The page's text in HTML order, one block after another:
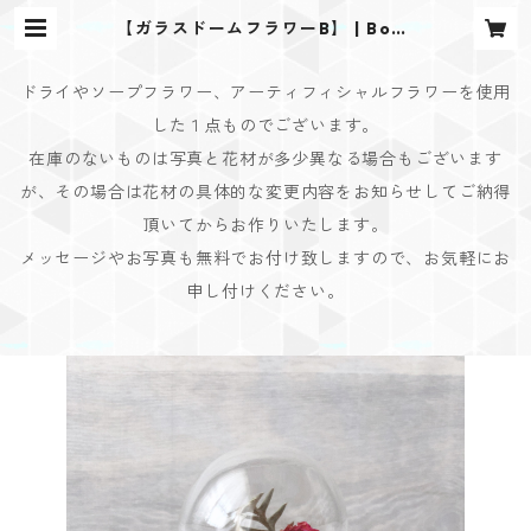
【ガラスドームフラワーB】 | Bouq
ドライやソープフラワー、アーティフィシャルフラワーを使用
した１点ものでございます。
在庫のないものは写真と花材が多少異なる場合もございます
が、その場合は花材の具体的な変更内容をお知らせしてご納得
頂いてからお作りいたします。
メッセージやお写真も無料でお付け致しますので、お気軽にお
申し付けください。